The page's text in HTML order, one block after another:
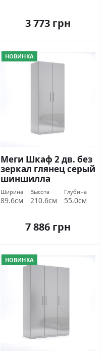
3 773 грн
НОВИНКА
Меги Шкаф 2 дв. без
зеркал глянец серый
шиншилла
Миромарк
Ширина
89.6см
Высота
210.6см
Глубина
55.0см
7 886 грн
НОВИНКА